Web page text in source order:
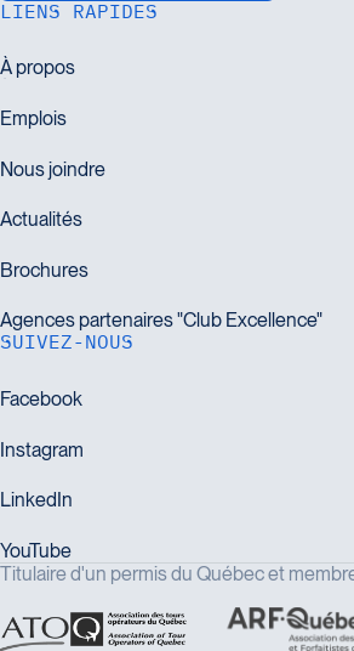
LIENS RAPIDES
SUIVEZ-NOUS
Titulaire d'un permis du Québec et